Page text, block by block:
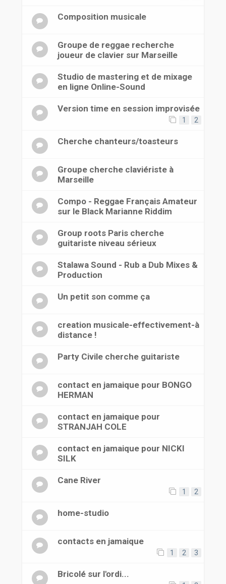
Composition musicale
Groupe de reggae recherche
joueur de clavier sur Marseille
Studio de mastering et de mixage
en ligne Online-Sound
Version time en session improvisée
1 2
Cherche chanteurs/toasteurs
Groupe cherche claviériste à
Marseille
Compo - Reggae Français Amateur
sur le Black Marianne Riddim
Group roots Paris cherche
guitariste niveau sérieux
Stalawa Sound - Rub a Dub Mixes &
Production
Un petit son comme ça
creation musicale-effectivement-à
distance !
Party Civile cherche guitariste
contact en jamaique pour BONGO
HERMAN
contact en jamaique pour
STRANJAH COLE
contact en jamaique pour NICKI
SILK
Cane River
1 2
home-studio
contacts en jamaique
1 2 3
Bricolé sur l'ordi...